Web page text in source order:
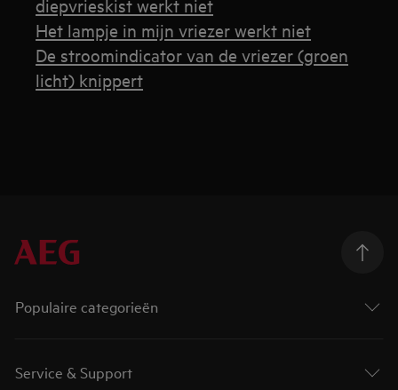
diepvrieskist werkt niet
Het lampje in mijn vriezer werkt niet
De stroomindicator van de vriezer (groen
licht) knippert
Populaire categorieën
Service & Support